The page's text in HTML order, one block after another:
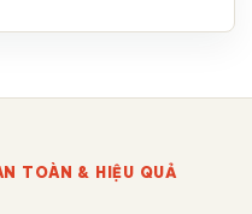
TOÀN & HIỆU QUẢ